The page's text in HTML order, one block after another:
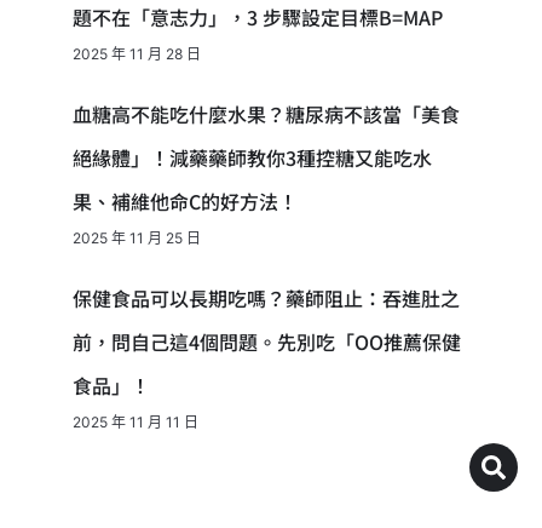
題不在「意志力」，3 步驟設定目標B=MAP
2025 年 11 月 28 日
血糖高不能吃什麼水果？糖尿病不該當「美食
絕緣體」！減藥藥師教你3種控糖又能吃水
果、補維他命C的好方法！
2025 年 11 月 25 日
保健食品可以長期吃嗎？藥師阻止：吞進肚之
前，問自己這4個問題。先別吃「OO推薦保健
食品」！
2025 年 11 月 11 日